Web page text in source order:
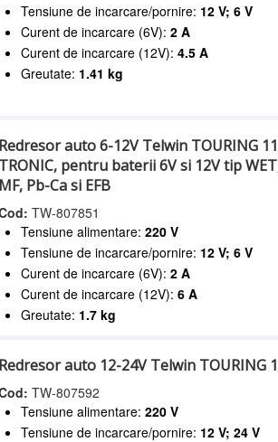
Tensiune de incarcare/pornire: 12 V; 6 V
Curent de incarcare (6V):2 A
Curent de incarcare (12V):4.5 A
Greutate: 1.41 kg
auto 6-12V Telwin TOURING
pentru baterii 6V si 12V tip
Pb-Ca si EFB
TW-807851
Tensiune alimentare:220 V
Tensiune de incarcare/pornire: 12 V; 6 V
Curent de incarcare (6V):2 A
Curent de incarcare (12V):6 A
Greutate: 1.7 kg
auto 12-24V Telwin TOURING
TW-807592
Tensiune alimentare:220 V
Tensiune de incarcare/pornire: 12 V; 24 V